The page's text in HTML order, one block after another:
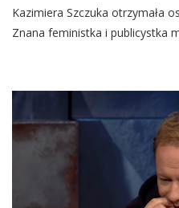
Kazimiera Szczuka otrzymała
Znana feministka i publicystka